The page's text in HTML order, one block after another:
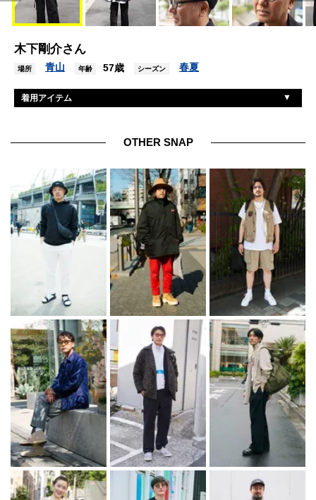
木下剛介さん
場所 青山 年齢 57歳 シーズン 春夏
着用アイテム
シューズ ナイキ
帽子 オーバーライド
眼鏡 ジンズ
バッグ マリメッコ
OTHER SNAP